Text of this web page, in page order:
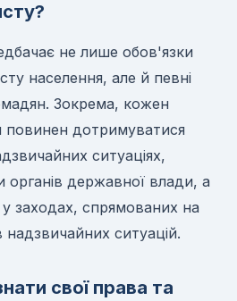
не лише обов'язки
населення, але й певні
Зокрема, кожен
повинен дотримуватися
ситуаціях,
органів державної влади, а
заходах, спрямованих на
надзвичайних ситуацій.
свої права та